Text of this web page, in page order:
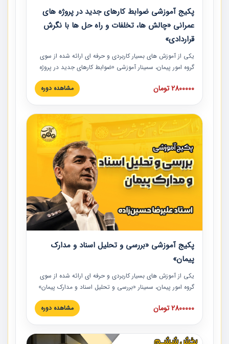
پکیج آموزشی ضوابط کارهای جدید در پروژه های
عمرانی «چالش ها، تخلفات و راه حل ها با نگرش
قراردادی»
یکی از آموزش‏‏‏‏‏‏ های بسیار کاربردی و حرفه‏ ای ارائه شده از سوی
گروه امور پیمان، سمینار آموزشی «ضوابط کارهای جدید در پروژه
های عمرانی» چالش ها، تخلفات و راه حل ها با نگرش قراردادی
است که در محل سندیکای شرکت های ساختمانی کشور ارائه شد.
مدارک پیمان به همراه تجربیات عملی ارائه شده است.
2800000 تومان مشاهده دوره
پکیج آموزشی «بررسی و تحلیل اسناد و مدارک
پیمان»
یکی از آموزش‏‏‏‏‏‏ های بسیار کاربردی و حرفه‏ ای ارائه شده از سوی
گروه امور پیمان، سمینار «بررسی و تحلیل اسناد و مدارک پیمان»
است که در دانشگاه صنعتی شریف ارائه شد. در این آموزش
نکات کلیدی مربوط به اسناد و مدارک پیمان، اولویت بندی اسناد
پیمان به همراه تجربیات عملی در این خصوص ارائه شده است.
2800000 تومان مشاهده دوره